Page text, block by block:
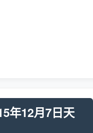
年12月7日天